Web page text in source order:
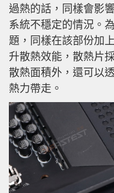
過熱的話，同樣會影
系統不穩定的情況。
題，同樣在該部份加
升散熱效能，散熱片
散熱面積外，還可以
熱力帶走。